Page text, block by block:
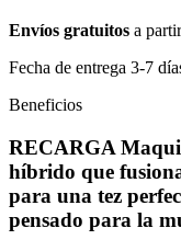
Envíos gratuitos a
Fecha de entrega 3-7
Beneficios
RECARGA
híbrido que
para una tez
pensado para la